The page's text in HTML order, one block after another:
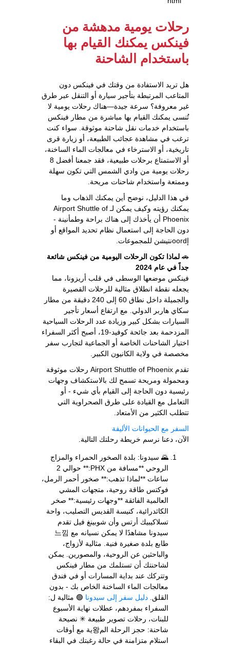
رحلات يومية مدهشة من
فينكس يمكنك القيام بها
باستخدام الشاحنة
هل تريد الاستفادة من وقتك في فينكس دون
المتاعب المرتبطة بتأجير سيارة أو التنقل عبر طرق
غير معروفة؟ سرعة جيدة—هناك رحلات يومية لا
تُنسى يمكنك القيام بها مباشرة من مطار فينكس
باستخدام خدمات نقل شاحنة موثوقة. سواء كنت
ترغب في مشاهدة عجائب الطبيعة، أو زيارة قرى
تاريخية، أو الاسترخاء في معالجات الماء الساخنة،
أو الاستمتاع برحلات طبيعية، فقد جمعنا أفضل 8
رحلات يومية من وادي الشمس التي تكون سهلة
وممتعة واستخدام شاحنات مريحة.
في هذا الدليل، نوضح أين يمكنك الذهاب وما
يمكنك رؤيته وكيف يمكن لـ Airport Shuttle of
Phoenix أن يأخذك إلى هناك براحة وطمأنينة -
دون الحاجة إلى استعمال نظام تحديد المواقع أو
إoordنتيشن للمجموعات.
🚗 لماذا تكون الرحلات اليومية من فينكس شائعة
جداً في عام 2024
فينكس موضعها الوسطى في قلب أريزونا، مما
يجعله نقطة انطلاق مثالية للرحلات القصيرة
والجميلة داخل نطاق 60 إلى 240 دقيقة من مطار
سكاي هاربر الدولي. مع ارتفاع أسعار تأجير
السيارات بشكل كبير وزيادة عدد الرحلات السياحية
المزدحمة بعد جائحة كوفيد-19، أصبح أكثر السفراء
اختيار الشاحنات الخاصة أو الجماعية لتجارب سفر
مخصصة في ولاية الكانيون الكبير.
تقدم Airport Shuttle of Phoenix رحلات موثوقة
ومحمولة ومريحة تسمح لك بالاستكشاف وجهات
رئيسية دون الحاجة إلى القيام بأي شيء - أو
التعامل مع القيادة على طرق الصحراوية التي
تتطلب الكثير من الأمتعاد.
السفر مع الحيوانات الأليفة
الآن، دعنا نرسم خريطة رحلتك التالية.
🌄 سيدونا: بلدة الصخور الحمراء والمزاج
الروحي **مسافة من PHX:** حوالي 2
ساعات **لماذا تذهب:** صخور أحمر الرمل،
فوكتس طاقة روحية، متجهات المشي
العالمية الفائقة **وجهات رئيسية:** صخر
الكاثدرائية، كنيسة القديس التصليب، واحة
تسلاكيبيك أرتس وأن شوبينغ فيل تقدم
سيدونا مشاهدًا لا يمكن نسيانه مع 느낌
طابع بلدة صغيرة فنية. مثالية لأزواج،
والباحثين عن الروحية، والمصورين. يمكن
لشاحنتك أن تستلمك من مطار فينكس
وتتركك عند بداية المسارات أو في فندق
معالجات الماء الساخنة الخاص بك - بدون
القلق. دليل سفر إلى سيدونا 🟢 مثالية ل:
السفراء بمفردهم، عطلات نهاية الأسبوع
للبنات، رحلات تصوير طبيعة ✳ نصيحة
شاحنة: حجز الرحلة الم왕ية مع أوقات
استلام متزامنة في حالة رغبتك في البقاء